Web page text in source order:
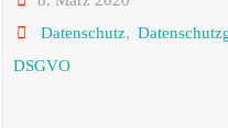
Datenschutz,
DSGVO